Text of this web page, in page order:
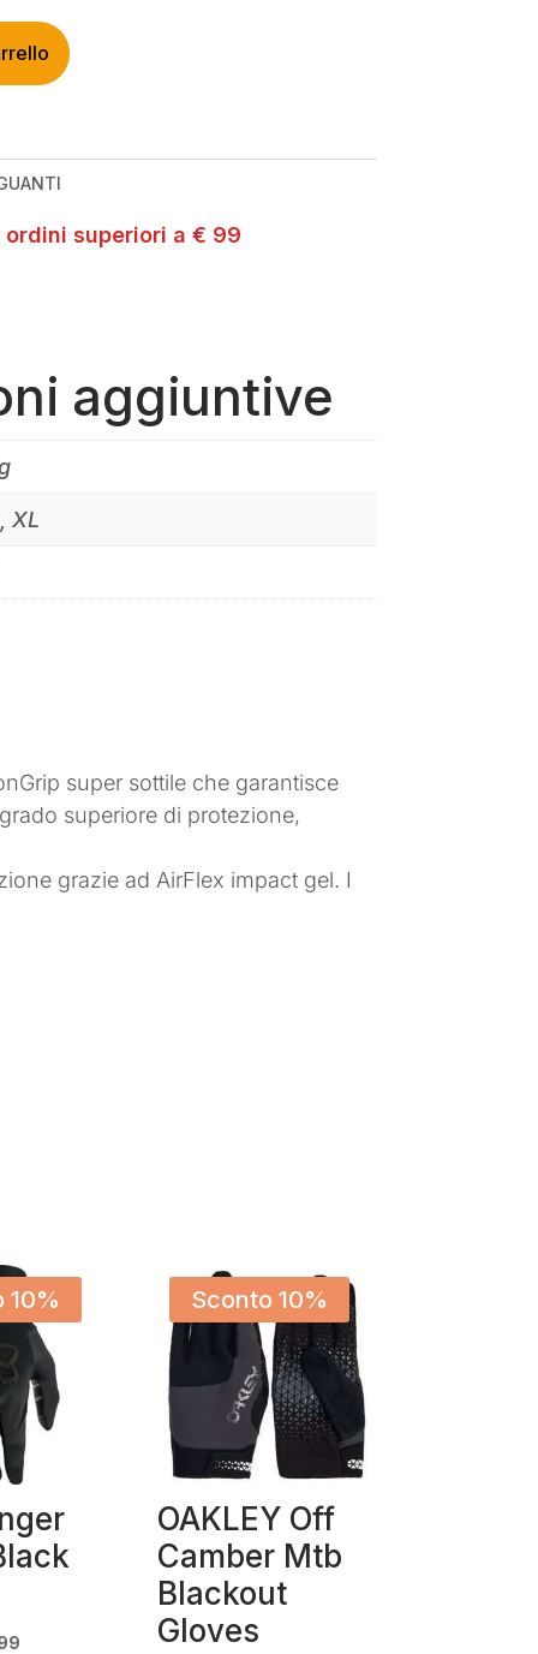
superiori a € 99
aggiuntive
XL
super sottile che garantisce
superiore di protezione,
grazie ad AirFlex impact gel. I
10%
Il
Sconto 10%
OAKLEY Off
Camber Mtb
Blackout
Gloves